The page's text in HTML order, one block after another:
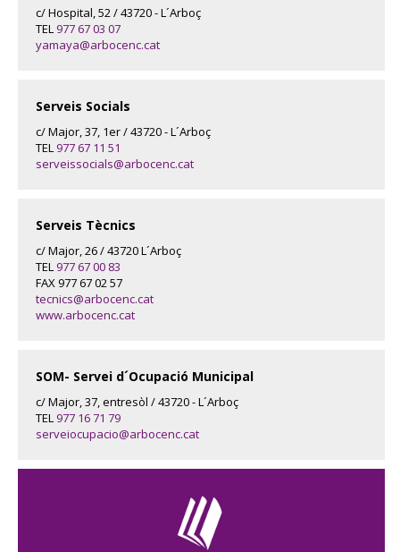
c/ Hospital, 52 / 43720 - L´Arboç
TEL 977 67 03 07
yamaya@arbocenc.cat
Serveis Socials
c/ Major, 37, 1er / 43720 - L´Arboç
TEL 977 67 11 51
serveissocials@arbocenc.cat
Serveis Tècnics
c/ Major, 26 / 43720 L´Arboç
TEL 977 67 00 83
FAX 977 67 02 57
tecnics@arbocenc.cat
www.arbocenc.cat
SOM- Servei d´Ocupació Municipal
c/ Major, 37, entresòl / 43720 - L´Arboç
TEL 977 16 71 79
serveiocupacio@arbocenc.cat